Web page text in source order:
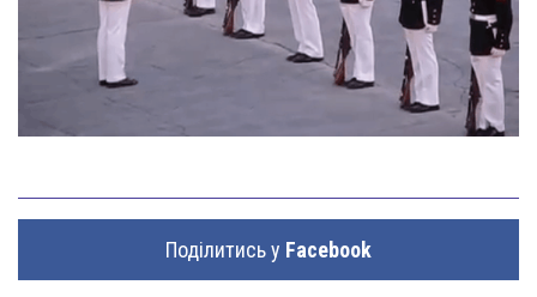
Поділитись у Facebook